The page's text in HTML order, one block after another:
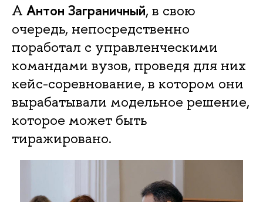
А Антон Заграничный, в свою
очередь, непосредственно
поработал с управленческими
командами вузов, проведя для них
кейс-соревнование, в котором они
вырабатывали модельное решение,
которое может быть
тиражировано.